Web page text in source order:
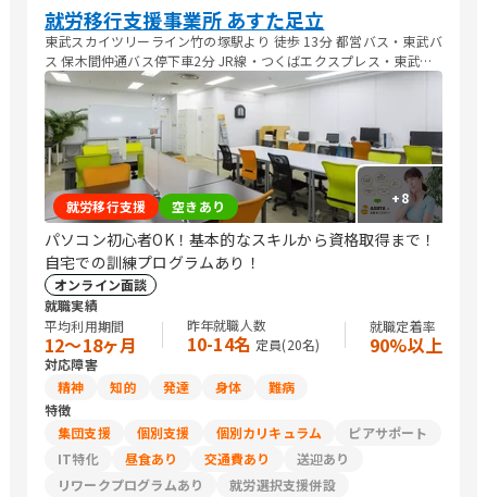
就労移行支援事業所 あすた足立
東武スカイツリーライン竹の塚駅より 徒歩 13分 都営バス・東武バ
ス 保木間仲通バス停下車2分 JR線・つくばエクスプレス・東武ス
カイツリーライン「北千住駅」より 竹の塚駅行きバス(都営)「保木
間1丁目」下車1分
+8
就労移行支援 空きあり
パソコン初心者OK！基本的なスキルから資格取得まで！
自宅での訓練プログラムあり！
オンライン面談
就職実績
平均利用期間
12〜18ヶ月
昨年就職人数
10-14名 定員(20名)
就職定着率
90%以上
対応障害
精神
知的 発達 身体
難病
特徴
集団支援
個別支援 個別カリキュラム
ピアサポート
IT特化
昼食あり 交通費あり
送迎あり
リワークプログラムあり
就労選択支援併設